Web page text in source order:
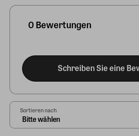
0 Bewertungen
Schreiben Sie eine
Sortieren nach